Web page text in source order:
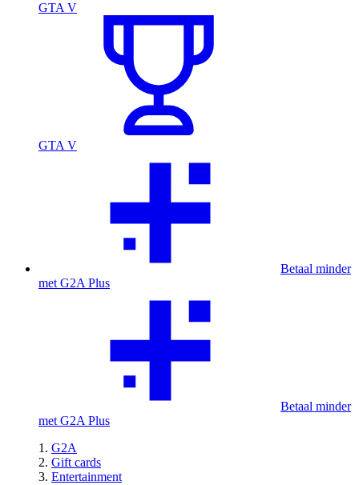
GTA V
GTA V
Betaal minder
met G2A Plus
Betaal minder
met G2A Plus
G2A
Gift cards
Entertainment